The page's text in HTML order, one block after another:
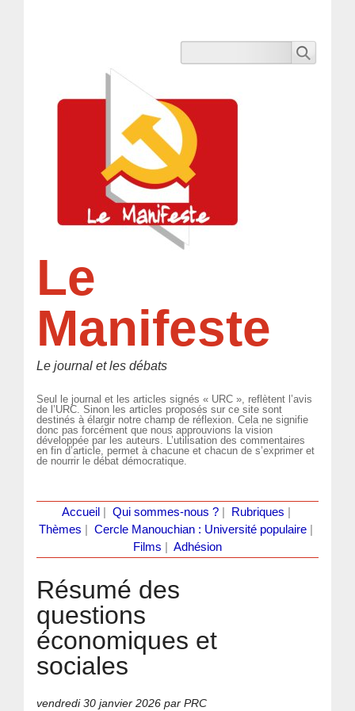
Le
Manifeste
Le journal et les débats
Seul le journal et les articles signés « URC », reflètent l’avis
de l’URC. Sinon les articles proposés sur ce site sont
destinés à élargir notre champ de réflexion. Cela ne signifie
donc pas forcément que nous approuvions la vision
développée par les auteurs. L’utilisation des commentaires
en fin d’article, permet à chacune et chacun de s’exprimer et
de nourrir le débat démocratique.
Accueil Qui sommes-nous ?| Rubriques
Thèmes
Cercle Manouchian : Université populaire
Films
Adhésion
Résumé des
questions
économiques et
sociales
vendredi 30 janvier 2026 par PRC